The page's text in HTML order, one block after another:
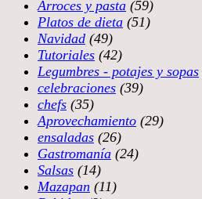
Arroces y pasta (59)
Platos de dieta (51)
Navidad (49)
Tutoriales (42)
Legumbres - potajes y sopas
celebraciones (39)
chefs (35)
Aprovechamiento (29)
ensaladas (26)
Gastromanía (24)
Salsas (14)
Mazapan (11)